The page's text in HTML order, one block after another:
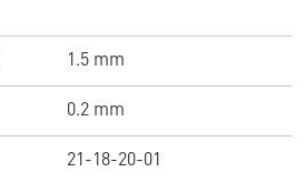
1.5 mm
0.2 mm
21-18-20-01